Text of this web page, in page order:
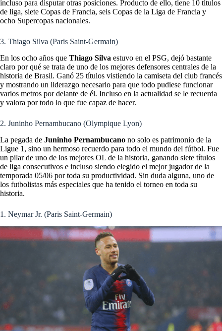
incluso para disputar otras posiciones. Producto de ello, tiene 10 títulos
de liga, siete Copas de Francia, seis Copas de la Liga de Francia y
ocho Supercopas nacionales.
3. Thiago Silva (Paris Saint-Germain)
En los ocho años que Thiago Silva estuvo en el PSG, dejó bastante
claro por qué se trata de uno de los mejores defensores centrales de la
historia de Brasil. Ganó 25 títulos vistiendo la camiseta del club francés
y mostrando un liderazgo necesario para que todo pudiese funcionar
varios metros por delante de él. Incluso en la actualidad se le recuerda
y valora por todo lo que fue capaz de hacer.
2. Juninho Pernambucano (Olympique Lyon)
La pegada de Juninho Pernambucano no solo es patrimonio de la
Ligue 1, sino un hermoso recuerdo para todo el mundo del fútbol. Fue
un pilar de uno de los mejores OL de la historia, ganando siete títulos
de liga consecutivos e incluso siendo elegido el mejor jugador de la
temporada 05/06 por toda su productividad. Sin duda alguna, uno de
los futbolistas más especiales que ha tenido el torneo en toda su
historia.
1. Neymar Jr. (Paris Saint-Germain)